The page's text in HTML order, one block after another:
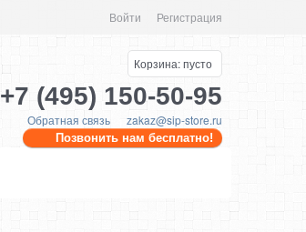
Войти Регистрация
Корзина:пусто
+7 (495) 150-50-95
Обратная связь zakaz@sip-store.ru
Позвонить нам бесплатно!